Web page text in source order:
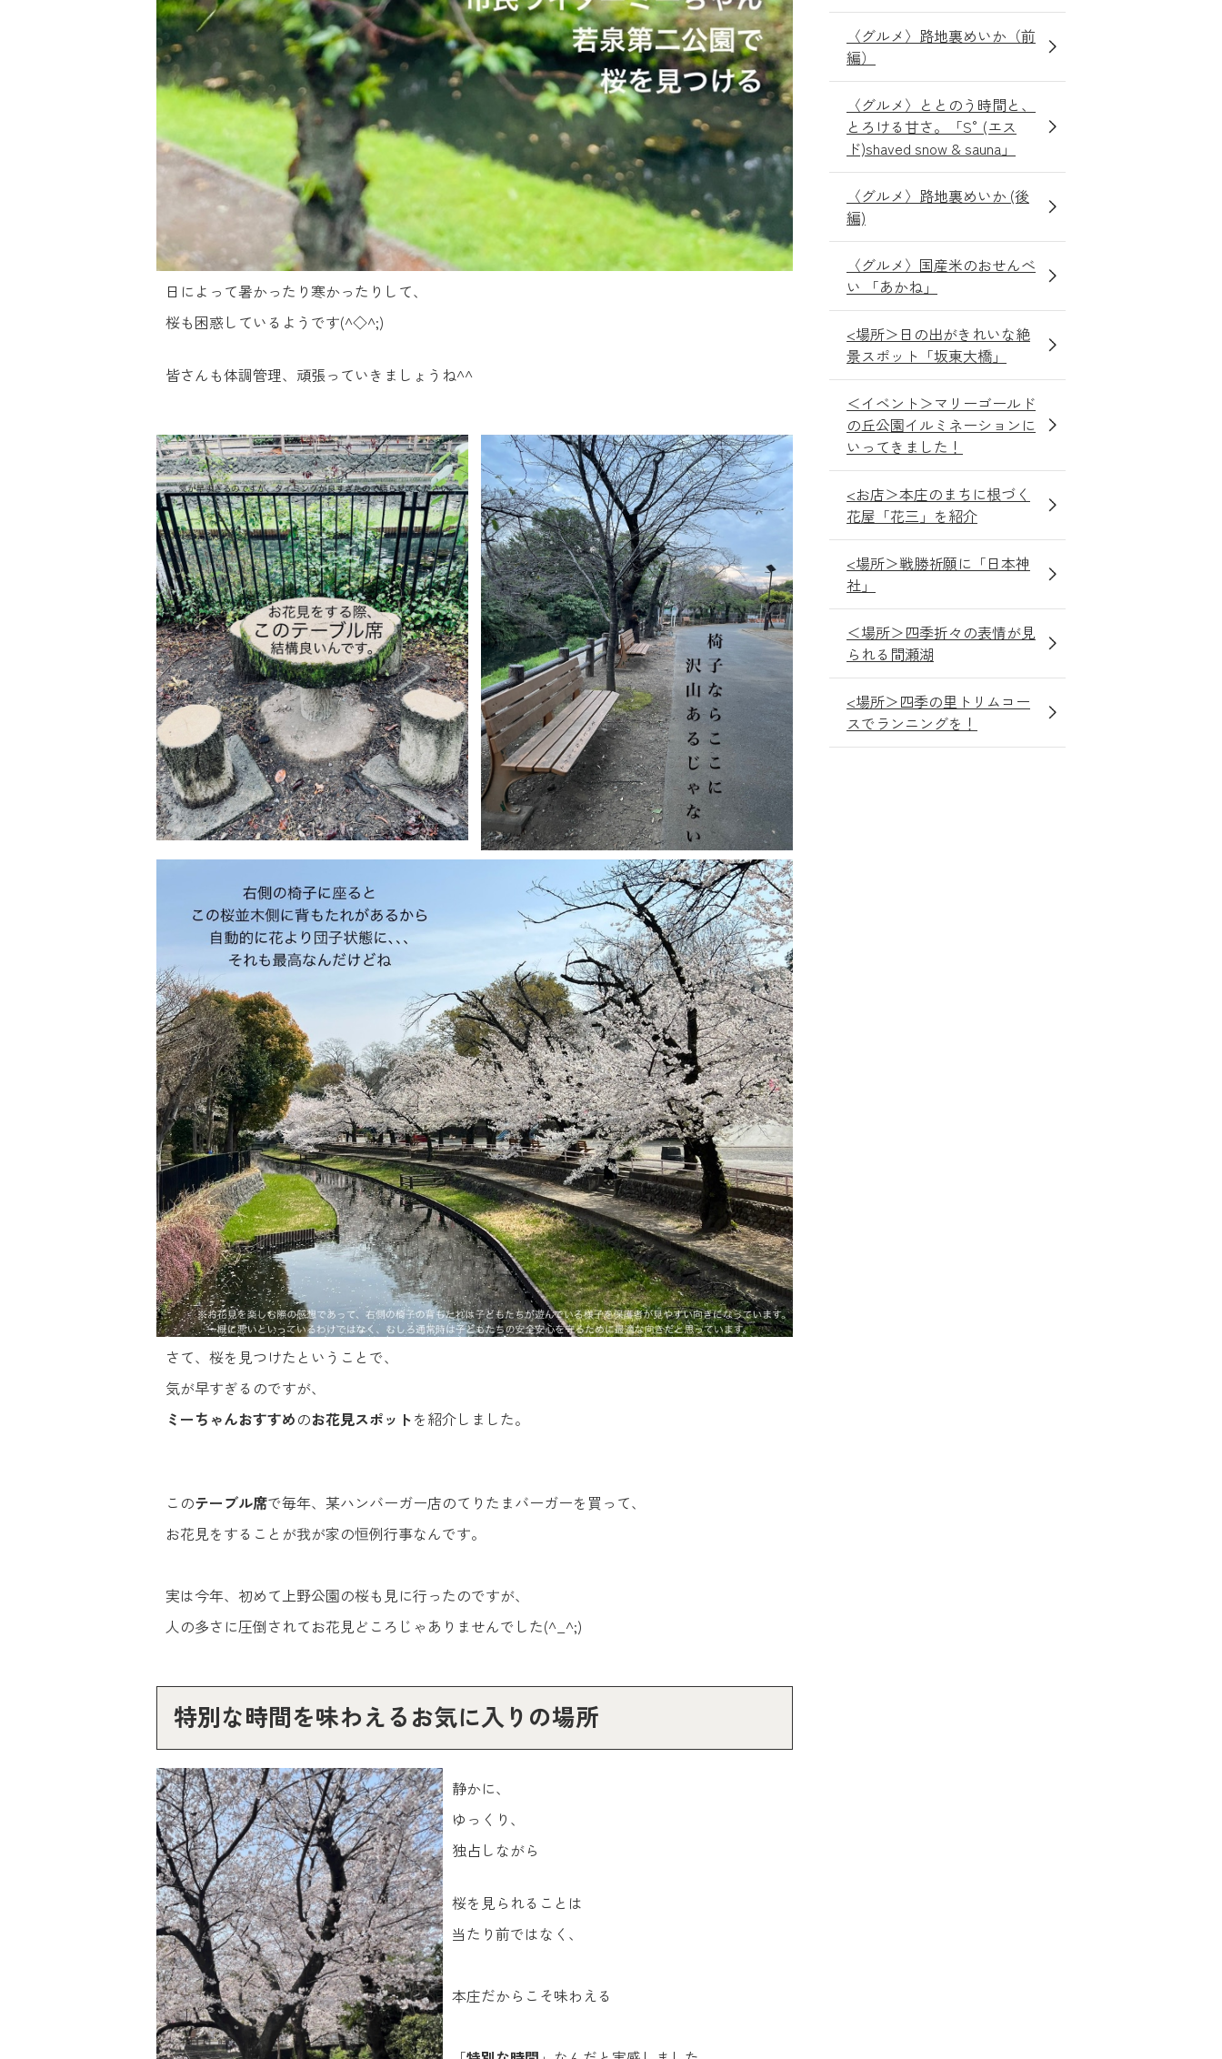
日によって暑かったり寒かったりして、
桜も困惑しているようです(^◇^;)
皆さんも体調管理、頑張っていきましょうね^^
さて、桜を見つけたということで、
気が早すぎるのですが、
ミーちゃんおすすめのお花見スポットを紹介しました。
このテーブル席で毎年、某ハンバーガー店のてりたまバーガーを買って、
お花見をすることが我が家の恒例行事なんです。
実は今年、初めて上野公園の桜も見に行ったのですが、
人の多さに圧倒されてお花見どころじゃありませんでした(^_^;)
特別な時間を味わえるお気に入りの場所
静かに、
ゆっくり、
独占しながら
桜を見られることは
当たり前ではなく、
本庄だからこそ味わえる
〈グルメ〉路地裏めいか（前
編）
〈グルメ〉ととのう時間と、
とろける甘さ。「S° (エス
ド)shaved snow & sauna」
〈グルメ〉路地裏めいか (後
編)
〈グルメ〉国産米のおせんべ
い 「あかね」
<場所＞日の出がきれいな絶
景スポット「坂東大橋」
＜イベント＞マリーゴールド
の丘公園イルミネーションに
いってきました！
<お店＞本庄のまちに根づく
花屋「花三」を紹介
<場所＞戦勝祈願に「日本神
社」
＜場所＞四季折々の表情が見
られる間瀬湖
<場所＞四季の里トリムコー
スでランニングを！